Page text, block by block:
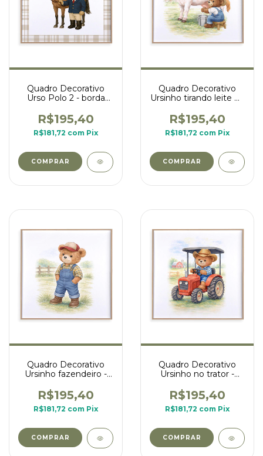
Quadro Decorativo
Urso Polo 2 - borda
R$195,40
R$181,72 com Pix
COMPRAR
Quadro Decorativo
Ursinho tirando leite da
ursinhos na fazenda
R$195,40
R$181,72 com Pix
COMPRAR
Quadro Decorativo
Ursinho fazendeiro -
fazenda
R$195,40
R$181,72 com Pix
COMPRAR
Quadro Decorativo
Ursinho no trator -
fazenda
R$195,40
R$181,72 com Pix
COMPRAR